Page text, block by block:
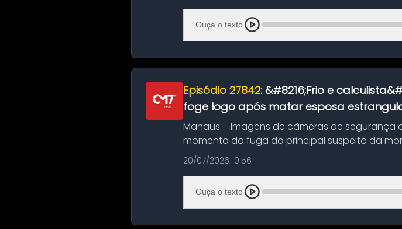
Ouça o texto
Episódio 27842: &#8216;Frio e
foge logo após matar esposa
Manaus – Imagens de câmeras de
momento da fuga do principal suspeito da
noite deste último d...
20/07/2026 10:56
Ouça o texto